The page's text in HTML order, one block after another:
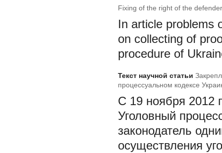
Fixing of the right of the
In article problems
on collecting of
procedure of
Текст научной статьи
процессуальном кодексе
С 19 ноября 2012
Уголовный
законодатель
осуществления